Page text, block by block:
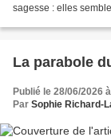
sagesse : elles
La parabole
Publié le 28/06/2026
Par Sophie Richard-